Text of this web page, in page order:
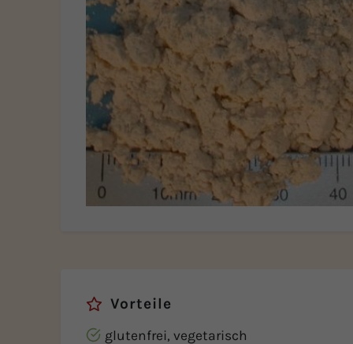
Vorteile
glutenfrei, vegetarisch